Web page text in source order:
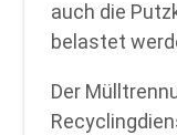
auch die
belastet
Der